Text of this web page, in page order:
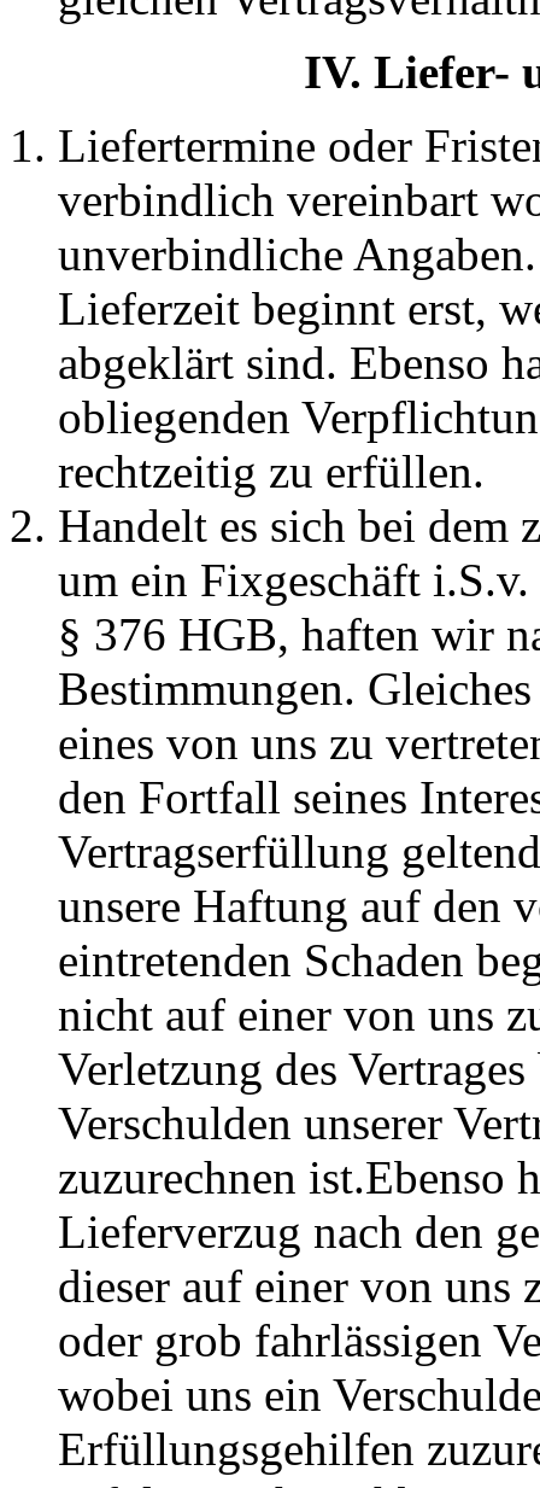
IV. Liefer-
Liefertermine oder
verbindlich vereinbart
unverbindliche
Lieferzeit beginnt erst,
abgeklärt sind. Ebenso
obliegenden
rechtzeitig zu erfüllen.
Handelt es sich bei dem
um ein Fixgeschäft
§ 376 HGB, haften wir
Bestimmungen.
eines von uns zu
den Fortfall seines
Vertragserfüllung
unsere Haftung auf den
eintretenden Schaden
nicht auf einer von uns
Verletzung des
Verschulden unserer
zuzurechnen ist.Ebenso
Lieferverzug nach den
dieser auf einer von uns
oder grob fahrlässigen
wobei uns ein
Erfüllungsgehilfen